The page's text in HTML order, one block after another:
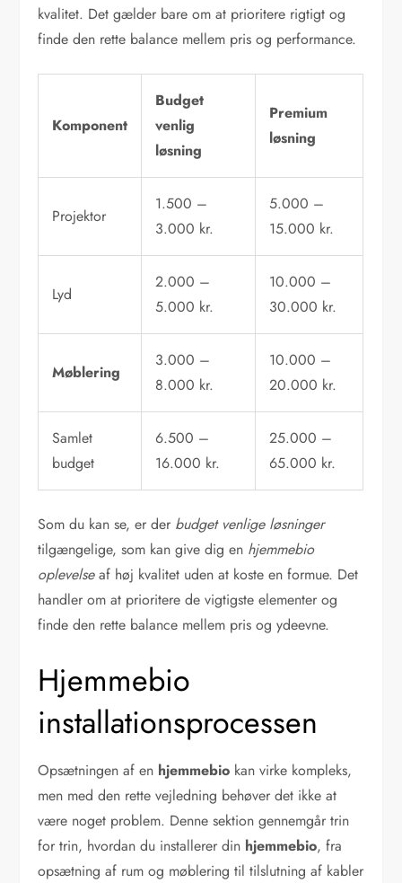
kvalitet. Det gælder bare om at prioritere rigtigt og
finde den rette balance mellem pris og performance.
Komponent
Budget
venlig
løsning
Premium
løsning
Projektor
1.500 –
3.000 kr.
5.000 –
15.000 kr.
Lyd
2.000 –
5.000 kr.
10.000 –
30.000 kr.
Møblering
3.000 –
8.000 kr.
10.000 –
20.000 kr.
Samlet
budget
6.500 –
16.000 kr.
25.000 –
65.000 kr.
Som du kan se, er der budget venlige løsninger
tilgængelige, som kan give dig en hjemmebio
oplevelseaf høj kvalitet uden at koste en formue. Det
handler om at prioritere de vigtigste elementer og
finde den rette balance mellem pris og ydeevne.
Hjemmebio
installationsprocessen
Opsætningen af en hjemmebio kan virke kompleks,
men med den rette vejledning behøver det ikke at
være noget problem. Denne sektion gennemgår trin
for trin, hvordan du installerer din hjemmebio, fra
opsætning af rum og møblering til tilslutning af kabler